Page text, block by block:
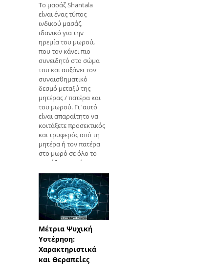
Το μασάζ Shantala
είναι ένας τύπος
ινδικού μασάζ,
ιδανικό για την
ηρεμία του μωρού,
που τον κάνει πιο
συνειδητό στο σώμα
του και αυξάνει τον
συναισθηματικό
δεσμό μεταξύ της
μητέρας / πατέρα και
του μωρού. Γι 'αυτό
είναι απαραίτητο να
κοιτάξετε προσεκτικός
και τρυφερός από τη
μητέρα ή τον πατέρα
στο μωρό σε όλο το
μασάζ, το οποίο
μπορεί να εκτελεστεί
αμέσω
Μέτρια Ψυχική
Υστέρηση:
Χαρακτηριστικά
και Θεραπείες